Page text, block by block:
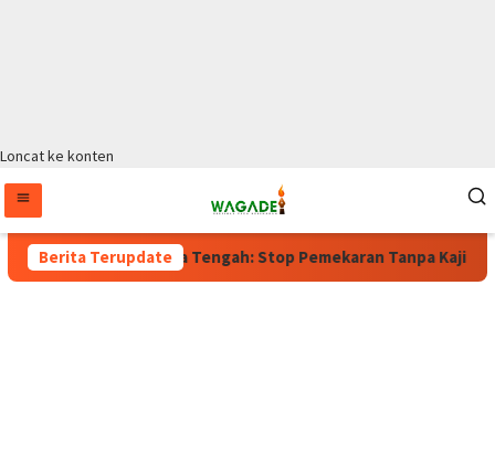
Loncat ke konten
Berita Terupdate
Wagub Papua Tengah: Stop Pemekaran Tanpa Kajian dari BRIN